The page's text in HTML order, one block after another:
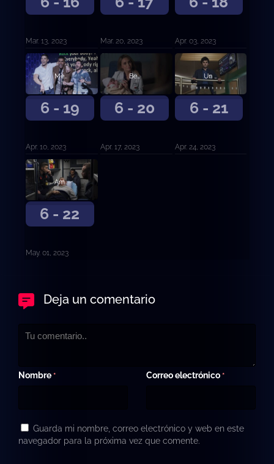
Mar. 13, 2023 Mar. 20, 2023 Apr. 03, 2023
6 - 19
Medidas a medias.
Apr. 10, 2023
6 - 20
Bendecido.
Apr. 17, 2023
6 - 21
Un hermoso día.
Apr. 24, 2023
6 - 22
Amor y trabajo.
May. 01, 2023
Deja un comentario
Nombre * Correo electrónico *
Guarda mi nombre, correo electrónico y web en este
navegador para la próxima vez que comente.